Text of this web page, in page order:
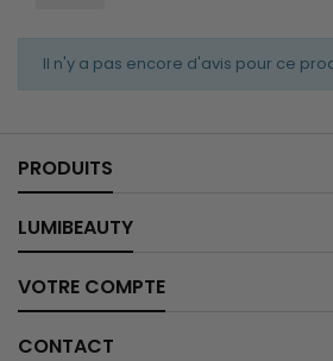
Il n'y a pas encore d'avis pour ce
PRODUITS
LUMIBEAUTY
VOTRE COMPTE
CONTACT